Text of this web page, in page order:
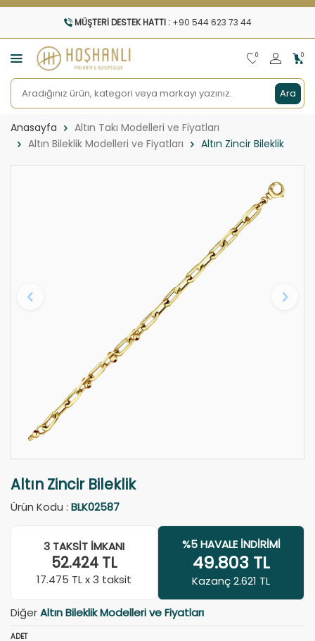
MÜŞTERI DESTEK HATTI : +90 544 623 73 44
Ara
0 0
Anasayfa
Altın Takı Modelleri ve Fiyatları
Altın Bileklik Modelleri ve Fiyatları
Altın Zincir Bileklik
Altın Zincir Bileklik
Ürün Kodu : BLK02587
3 TAKSIT İMKANI
52.424TL
17.475 TL x 3 taksit
%5 HAVALE İNDIRIMI
49.803 TL
Kazanç 2.621 TL
DiğerAltın Bileklik Modelleri ve Fiyatları
ADET